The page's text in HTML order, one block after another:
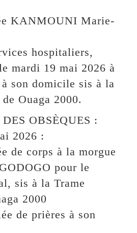
KANMOUNI Marie-
hospitaliers,
mardi 19 mai 2026 à
à son domicile sis à la
Ouaga 2000.
OBSÈQUES :
2026 :
de corps à la morgue
pour le
sis à la Trame
2000
de prières à son